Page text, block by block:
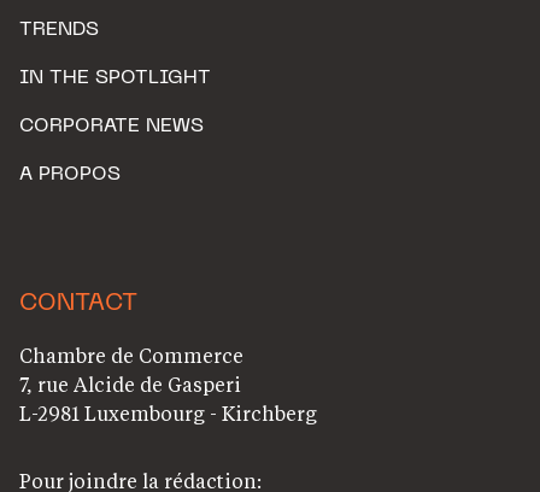
TRENDS
IN THE SPOTLIGHT
CORPORATE NEWS
A PROPOS
CONTACT
Chambre de Commerce
7, rue Alcide de Gasperi
L-2981 Luxembourg - Kirchberg
Pour joindre la rédaction: